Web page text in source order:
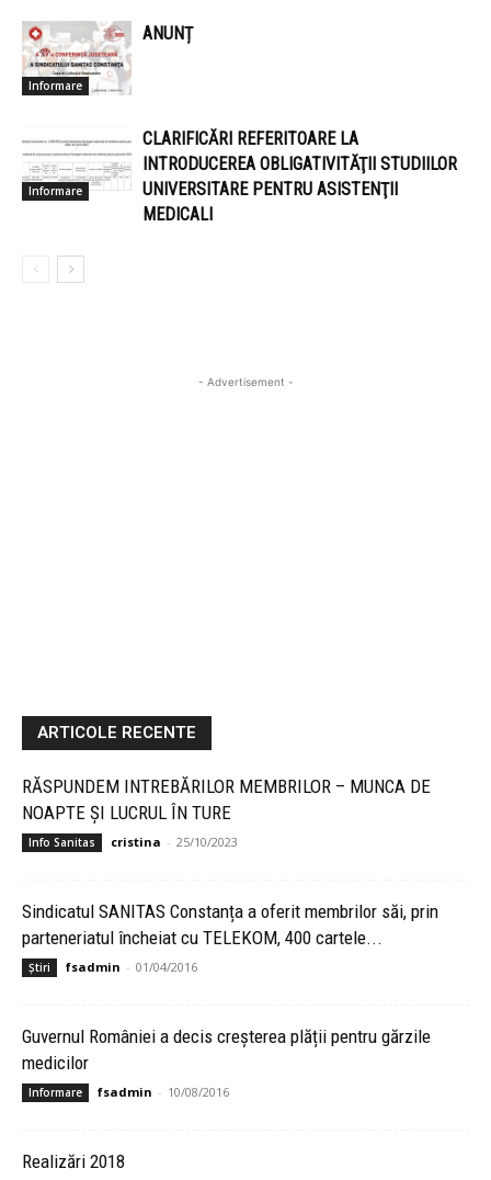
Informare
ANUNȚ
Informare
CLARIFICĂRI REFERITOARE LA
INTRODUCEREA OBLIGATIVITĂŢII STUDIILOR
UNIVERSITARE PENTRU ASISTENŢII
MEDICALI
- Advertisement -
ARTICOLE RECENTE
RĂSPUNDEM INTREBĂRILOR MEMBRILOR – MUNCA DE
NOAPTE ȘI LUCRUL ÎN TURE
Info Sanitas cristina - 25/10/2023
Sindicatul SANITAS Constanța a oferit membrilor săi, prin
parteneriatul încheiat cu TELEKOM, 400 cartele...
Știri fsadmin - 01/04/2016
Guvernul României a decis creșterea plății pentru gărzile
medicilor
Informare fsadmin - 10/08/2016
Realizări 2018